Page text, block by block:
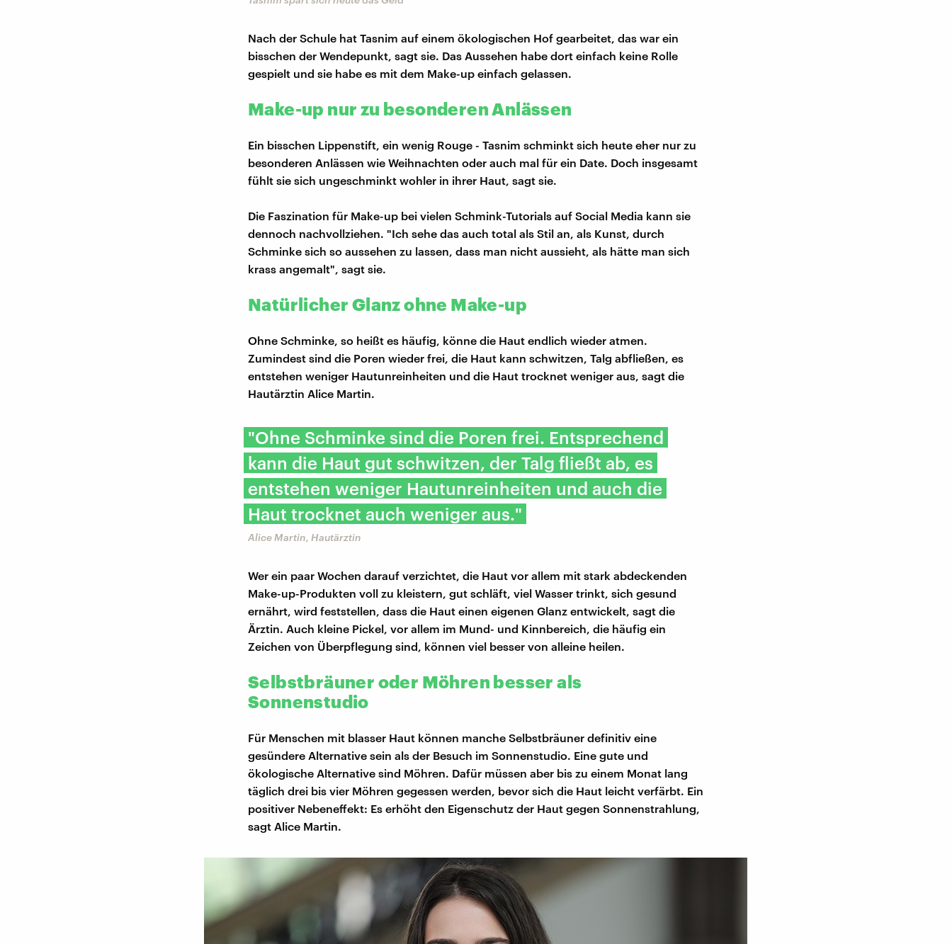
Nach der Schule hat Tasnim auf einem ökologischen Hof gearbeitet, das war ein
bisschen der Wendepunkt, sagt sie. Das Aussehen habe dort einfach keine Rolle
gespielt und sie habe es mit dem Make-up einfach gelassen.
Make-up nur zu besonderen Anlässen
Ein bisschen Lippenstift, ein wenig Rouge - Tasnim schminkt sich heute eher nur zu
besonderen Anlässen wie Weihnachten oder auch mal für ein Date. Doch insgesamt
fühlt sie sich ungeschminkt wohler in ihrer Haut, sagt sie.
Die Faszination für Make-up bei vielen Schmink-Tutorials auf Social Media kann sie
dennoch nachvollziehen. "Ich sehe das auch total als Stil an, als Kunst, durch
Schminke sich so aussehen zu lassen, dass man nicht aussieht, als hätte man sich
krass angemalt", sagt sie.
Natürlicher Glanz ohne Make-up
Ohne Schminke, so heißt es häufig, könne die Haut endlich wieder atmen.
Zumindest sind die Poren wieder frei, die Haut kann schwitzen, Talg abfließen, es
entstehen weniger Hautunreinheiten und die Haut trocknet weniger aus, sagt die
Hautärztin Alice Martin.
"Ohne Schminke sind die Poren frei. Entsprechend
kann die Haut gut schwitzen, der Talg fließt ab, es
entstehen weniger Hautunreinheiten und auch die
Haut trocknet auch weniger aus."
Alice Martin, Hautärztin
Wer ein paar Wochen darauf verzichtet, die Haut vor allem mit stark abdeckenden
Make-up-Produkten voll zu kleistern, gut schläft, viel Wasser trinkt, sich gesund
ernährt, wird feststellen, dass die Haut einen eigenen Glanz entwickelt, sagt die
Ärztin. Auch kleine Pickel, vor allem im Mund- und Kinnbereich, die häufig ein
Zeichen von Überpflegung sind, können viel besser von alleine heilen.
Selbstbräuner oder Möhren besser als
Sonnenstudio
Für Menschen mit blasser Haut können manche Selbstbräuner definitiv eine
gesündere Alternative sein als der Besuch im Sonnenstudio. Eine gute und
ökologische Alternative sind Möhren. Dafür müssen aber bis zu einem Monat lang
täglich drei bis vier Möhren gegessen werden, bevor sich die Haut leicht verfärbt. Ein
positiver Nebeneffekt: Es erhöht den Eigenschutz der Haut gegen Sonnenstrahlung,
sagt Alice Martin.